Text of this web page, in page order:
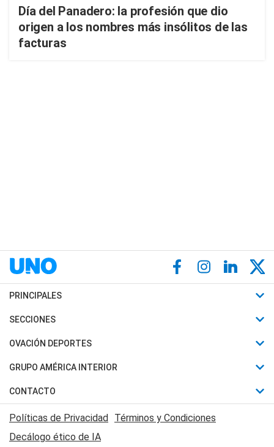
Día del Panadero: la profesión que dio
origen a los nombres más insólitos de las
facturas
PRINCIPALES
Últimas Noticias
Política
Judiciales
Economia
SECCIONES
Horóscopo
Motores
Trucos caseros
Series y Películas
Edictos y Solicitadas
OVACIÓN DEPORTES
Fútbol
Mundial
Automovilismo
Rugby
GRUPO AMÉRICA INTERIOR
Canal 7 en Vivo
CONTACTO
Acerca de Nosotros
Contactanos
Políticas de Privacidad Términos y Condiciones
Decálogo ético de IA